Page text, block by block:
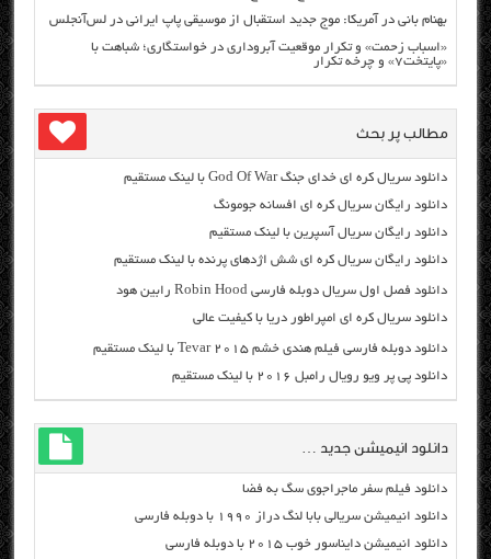
بهنام بانی در آمریکا: موج جدید استقبال از موسیقی پاپ ایرانی در لس‌آنجلس
«اسباب زحمت» و تکرار موقعیت آبروداری در خواستگاری؛ شباهت با
«پایتخت۷» و چرخه تکرار
مطالب پر بحث
دانلود سریال کره ای خدای جنگ God Of War با لینک مستقیم
دانلود رایگان سریال کره ای افسانه جومونگ
دانلود رایگان سریال آسپرین با لینک مستقیم
دانلود رایگان سریال کره ای شش اژدهای پرنده با لینک مستقیم
دانلود فصل اول سریال دوبله فارسی Robin Hood رابین هود
دانلود سریال کره ای امپراطور دریا با کیفیت عالی
دانلود دوبله فارسی فیلم هندی خشم Tevar ۲۰۱۵ با لینک مستقیم
دانلود پی پر ویو رویال رامبل ۲۰۱۶ با لینک مستقیم
دانلود انیمیشن جدید …
دانلود فیلم سفر ماجراجوی سگ به فضا
دانلود انیمیشن سریالی بابا لنگ دراز ۱۹۹۰ با دوبله فارسی
دانلود انیمیشن دایناسور خوب ۲۰۱۵ با دوبله فارسی